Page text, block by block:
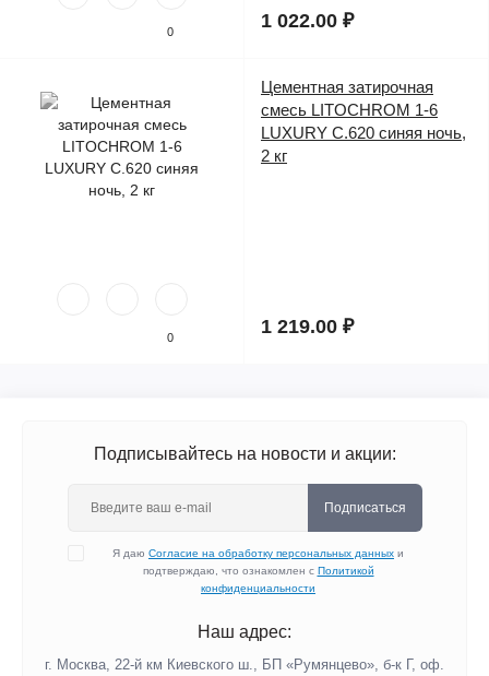
0 1 022.00 ₽
0
Цементная затирочная
смесь LITOCHROM 1-6
LUXURY C.620 синяя ночь,
2 кг
1 219.00 ₽
Подписывайтесь на новости и акции:
Подписаться
Я даю Согласие на обработку персональных данных и
подтверждаю, что ознакомлен с Политикой
конфиденциальности
Наш адрес:
г. Москва, 22-й км Киевского ш., БП «Румянцево», б-к Г, оф.